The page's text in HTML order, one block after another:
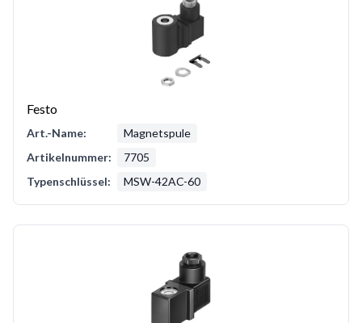
Festo
Art.-Name:
Magnetspule
Artikelnummer:
7705
Typenschlüssel:
MSW-42AC-60